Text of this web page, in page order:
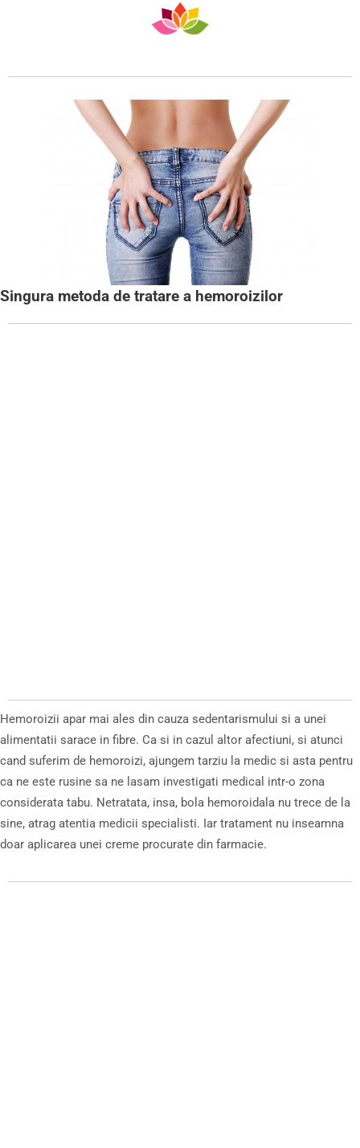
Singura metoda de tratare a hemoroizilor
Hemoroizii apar mai ales din cauza sedentarismului si a unei
alimentatii sarace in fibre. Ca si in cazul altor afectiuni, si atunci
cand suferim de hemoroizi, ajungem tarziu la medic si asta pentru
ca ne este rusine sa ne lasam investigati medical intr-o zona
considerata tabu. Netratata, insa, bola hemoroidala nu trece de la
sine, atrag atentia medicii specialisti. Iar tratament nu inseamna
doar aplicarea unei creme procurate din farmacie.